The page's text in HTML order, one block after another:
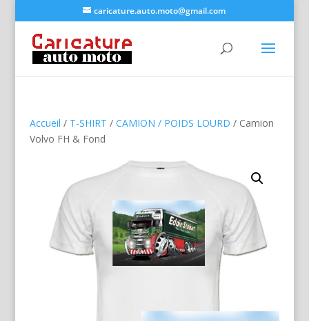
caricature.auto.moto@gmail.com
Accueil / T-SHIRT / CAMION / POIDS LOURD / Camion
Volvo FH & Fond